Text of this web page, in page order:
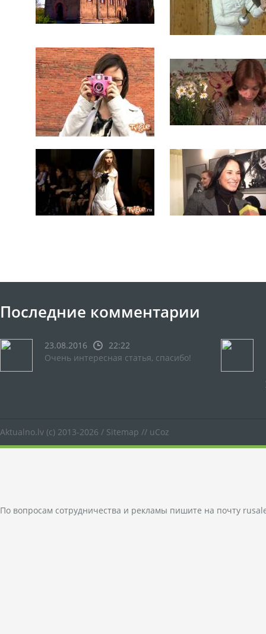
Последние комментарии
23.08.2016
22:22
Очень интересная статья, спасибо!
Aktualno.lv (c) 2013-2026 / Sitemap // uCoz
По вопросам сотрудничества и рекламы пишите на почту